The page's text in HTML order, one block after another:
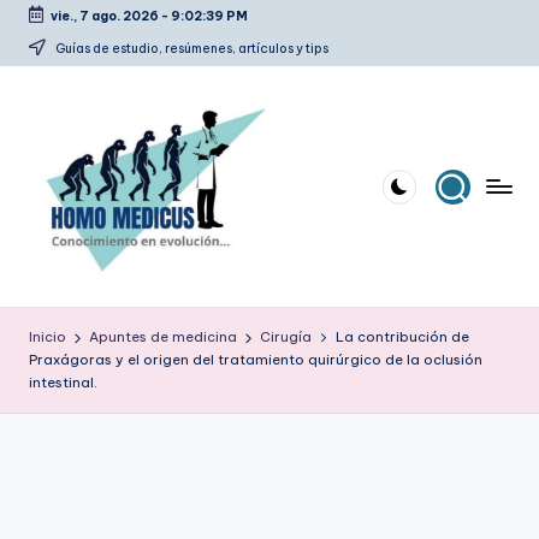
Saltar
vie., 7 ago. 2026 - 9:02:40 PM
Guías de estudio, resúmenes, artículos y tips
o
m
o
estudio,
resúmenes,
Inicio Apuntes de medicina Cirugía
La contribución de
Praxágoras y el origen del tratamiento quirúrgico de la oclusión
intestinal.